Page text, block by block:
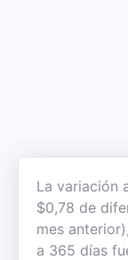
La variación
$0,78 de
mes
a 365 días